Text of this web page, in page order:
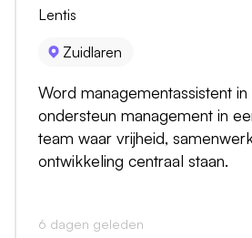
Lentis
Zuidlaren
Word managementassistent
ondersteun management in
team waar vrijheid,
ontwikkeling centraal staan.
6 dagen geleden